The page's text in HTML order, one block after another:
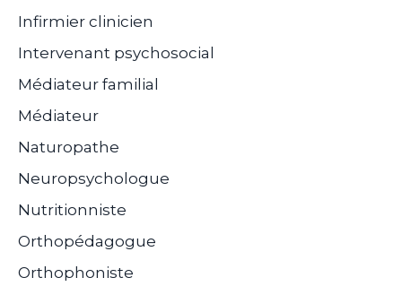
Infirmier clinicien
Intervenant psychosocial
Médiateur familial
Médiateur
Naturopathe
Neuropsychologue
Nutritionniste
Orthopédagogue
Orthophoniste